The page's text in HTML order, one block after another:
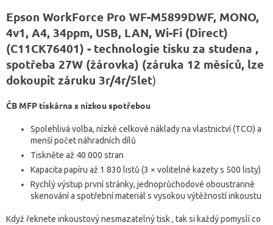
Epson WorkForce Pro WF-M5899DWF, MONO,
4v1, A4, 34ppm, USB, LAN, Wi-Fi (Direct)
(C11CK76401) - technologie tisku za studena ,
spotřeba 27W (žárovka) (záruka 12 měsíců, lze
dokoupit záruku 3r/4r/5let)
ČB MFP tiskárna s nízkou spotřebou
Spolehlivá volba, nízké celkové náklady na vlastnictví (TCO) a
menší počet náhradních dílů
Tiskněte až 40 000 stran
Kapacita papíru až 1 830 listů (3 × volitelné kazety s 500 listy)
Rychlý výstup první stránky, jednoprůchodové oboustranné
skenování a spotřební materiál s vysokou výtěžností inkoustu
Když řeknete inkoustový nesmazatelný tisk , tak si každý pomyslí co